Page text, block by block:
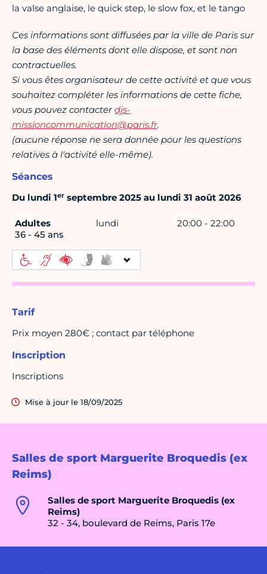
Salles de sport Marguerite Broquedis (ex
Reims)
Salles de sport Marguerite Broquedis (ex
Reims)
32 - 34, boulevard de Reims, Paris 17e
la valse anglaise, le quick step, le slow fox, et le tango
Ces informations sont diffusées par la ville de Paris sur
la base des éléments dont elle dispose, et sont non
contractuelles.
Si vous êtes organisateur de cette activité et que vous
souhaitez compléter les informations de cette fiche,
vous pouvez contacterdjs-
missioncommunication@paris.fr.
(aucune réponse ne sera donnée pour les questions
relatives à l'activité elle-même).
Séances
Du lundi 1er septembre 2025 au lundi 31 août 2026
Adultes
36 - 45 ans
lundi 20:00 - 22:00
Tarif
Prix moyen 280€ ; contact par téléphone
Inscription
Inscriptions
Mise à jour le 18/09/2025